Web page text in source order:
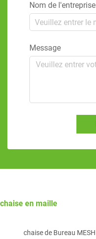
Nom de l'entreprise
Message
chaise en maille
chaise de Bureau MESH